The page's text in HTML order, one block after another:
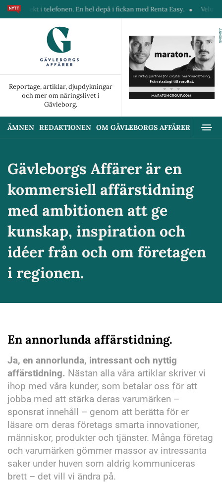
direkt i telefonen. En hel depå i fickan med Renta Easy. Velumi
Reportage, artiklar, djupdykningar
och mer om näringslivet i
Gävleborg.
ANNONS
ÄMNEN REDAKTIONEN OM GÄVLEBORGS AFFÄRER
Gävleborgs Affärer är en
kommersiell affärstidning
med ambitionen att ge
kunskap, inspiration och
idéer från och om företagen
i regionen.
En annorlunda affärstidning.
Ja, en annorlunda, intressant och nyttig
affärstidning. Nästan alla våra artiklar skriver vi
ihop med våra kunder, som betalar oss för att
jobba med att stärka deras varumärken –
sponsrat innehåll – genom att berätta för er
läsare om deras företags smarta innovationer,
människor, produkter och tjänster. Många företag
och varumärken gömmer massor av intressanta
saker under huven som aldrig kommuniceras
brett – det vill vi ändra på.